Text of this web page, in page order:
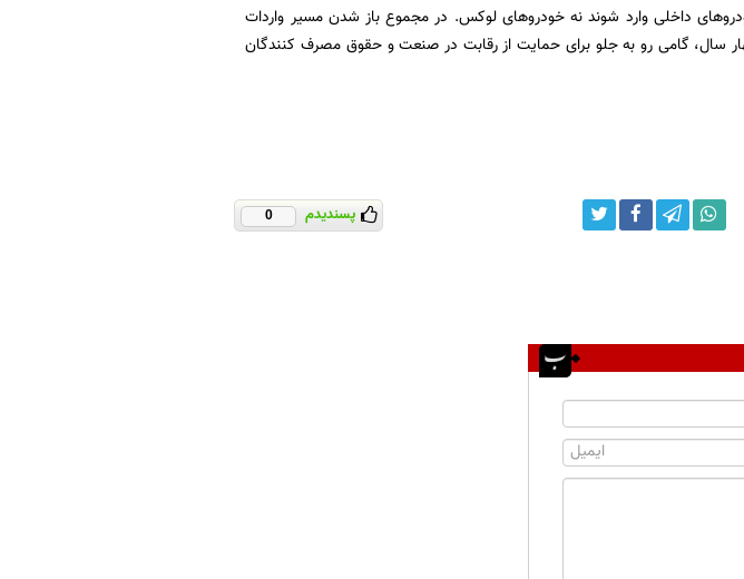
خودروهای داخلی وارد شوند نه خودروهای لوکس. در مجموع باز شدن مسیر واردات
سال، گامی رو به جلو برای حمایت از رقابت در صنعت و حقوق مصرف کنندگان
پسندیدم 0